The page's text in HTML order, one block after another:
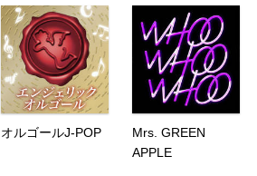
オルゴールJ-POP
Mrs. GREEN
APPLE